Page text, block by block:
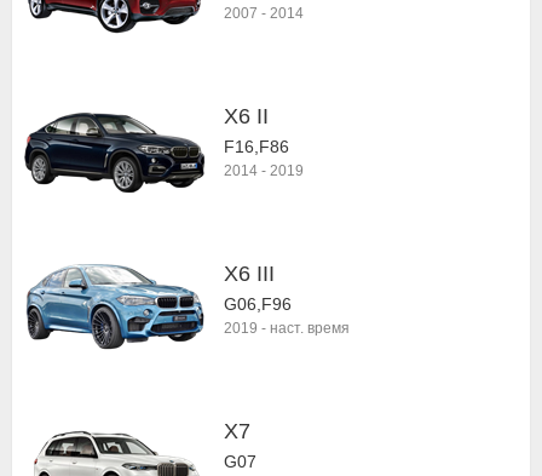
2007 - 2014
X6 II
F16,F86
2014 - 2019
X6 III
G06,F96
2019 - наст. время
X7
G07